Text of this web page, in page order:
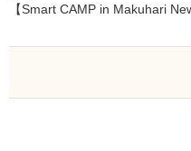
【Smart CAMP in Makuhari